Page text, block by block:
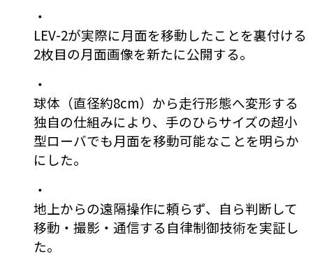
・
LEV-2が実際に月面を移動したことを裏付ける
2枚目の月面画像を新たに公開する。
・
球体（直径約8cm）から走行形態へ変形する
独自の仕組みにより、手のひらサイズの超小
型ローバでも月面を移動可能なことを明らか
にした。
・
地上からの遠隔操作に頼らず、自ら判断して
移動・撮影・通信する自律制御技術を実証し
た。